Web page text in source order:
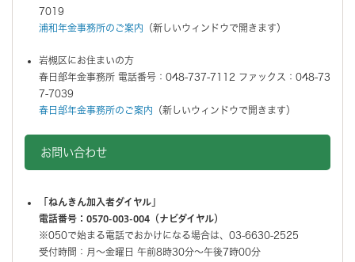
7019
浦和年金事務所のご案内 （新しいウィンドウで開きます）
岩槻区にお住まいの方
春日部年金事務所 電話番号：048-737-7112 ファックス：048-73
7-7039
春日部年金事務所のご案内 （新しいウィンドウで開きます）
お問い合わせ
「ねんきん加入者ダイヤル」
電話番号：0570-003-004（ナビダイヤル）
※050で始まる電話でおかけになる場合は、03-6630-2525
受付時間：月～金曜日 午前8時30分～午後7時00分